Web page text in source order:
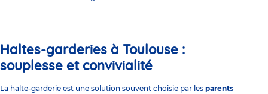
Haltes-garderies à Toulouse :
souplesse et convivialité
La halte-garderie est une solution souvent choisie par les parents